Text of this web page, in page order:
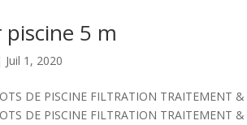
5 m
Juil 1, 2020
DE PISCINE FILTRATION TRAITEMENT
DE PISCINE FILTRATION TRAITEMENT